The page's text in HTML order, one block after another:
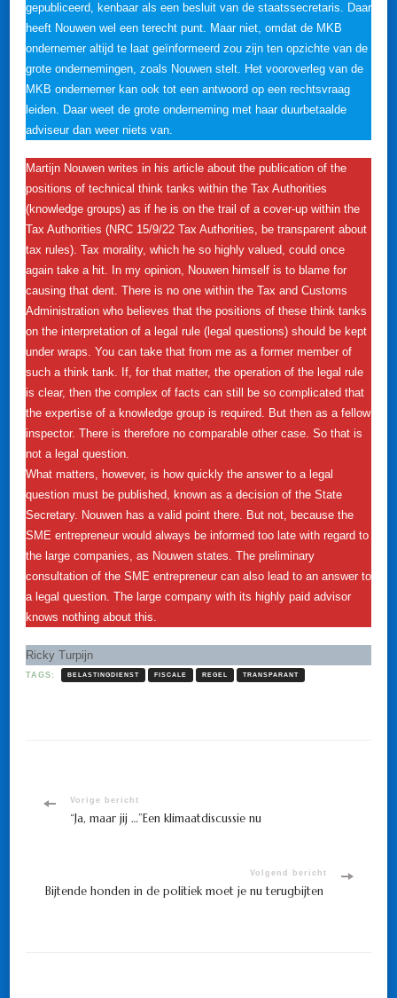
gepubliceerd, kenbaar als een besluit van de staatssecretaris. Daar
heeft Nouwen wel een terecht punt. Maar niet, omdat de MKB
ondernemer altijd te laat geïnformeerd zou zijn ten opzichte van de
grote ondernemingen, zoals Nouwen stelt. Het vooroverleg van de
MKB ondernemer kan ook tot een antwoord op een rechtsvraag
leiden. Daar weet de grote onderneming met haar duurbetaalde
adviseur dan weer niets van.
Martijn Nouwen writes in his article about the publication of the
positions of technical think tanks within the Tax Authorities
(knowledge groups) as if he is on the trail of a cover-up within the
Tax Authorities (NRC 15/9/22 Tax Authorities, be transparent about
tax rules). Tax morality, which he so highly valued, could once
again take a hit. In my opinion, Nouwen himself is to blame for
causing that dent. There is no one within the Tax and Customs
Administration who believes that the positions of these think tanks
on the interpretation of a legal rule (legal questions) should be kept
under wraps. You can take that from me as a former member of
such a think tank. If, for that matter, the operation of the legal rule
is clear, then the complex of facts can still be so complicated that
the expertise of a knowledge group is required. But then as a fellow
inspector. There is therefore no comparable other case. So that is
not a legal question.
What matters, however, is how quickly the answer to a legal
question must be published, known as a decision of the State
Secretary. Nouwen has a valid point there. But not, because the
SME entrepreneur would always be informed too late with regard to
the large companies, as Nouwen states. The preliminary
consultation of the SME entrepreneur can also lead to an answer to
a legal question. The large company with its highly paid advisor
knows nothing about this.
Ricky Turpijn
TAGS: BELASTINGDIENST FISCALE REGEL TRANSPARANT
Bericht
Vorige bericht
“Ja, maar jij …”Een klimaatdiscussie nu
Volgend bericht
Bijtende honden in de politiek moet je nu terugbijten